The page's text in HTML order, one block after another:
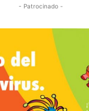
- Patrocinado -